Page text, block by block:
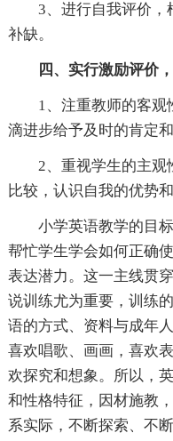
3、进行自我评价，
补缺。
四、实行激励评价，
1、注重教师的客观
滴进步给予及时的肯定和
2、重视学生的主观
比较，认识自我的优势
小学英语教学的目标
帮忙学生学会如何正确
表达潜力。这一主线贯
说训练尤为重要，训练
语的方式、资料与成年
喜欢唱歌、画画，喜欢
欢探究和想象。所以，
和性格特征，因材施教
系实际，不断探索、不